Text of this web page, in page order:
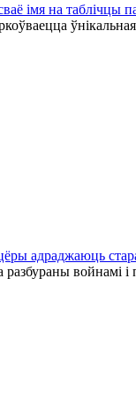
імя на
адраджаюць
войнамі і